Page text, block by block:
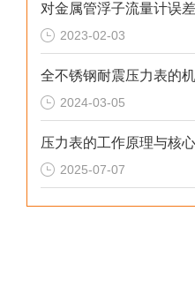
2023-02-03
2024-03-05
压力表的工作原理与核
2025-07-07